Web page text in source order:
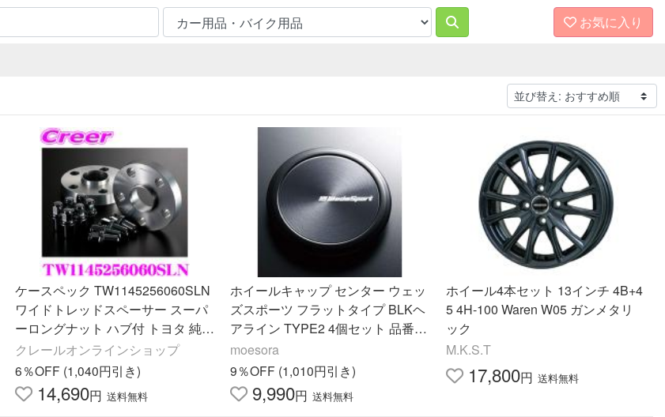
お気に入り
ケースペック TW1145256060SLN
ワイドトレッドスペーサー スーパ
ーロングナット ハブ付 トヨタ 純正
アルミホイール専用 25mm 汎用
クレールオンラインショップ
6％OFF (1,040円引き)
14,690円 送料無料
ホイールキャップ センター ウェッ
ズスポーツ フラットタイプ BLKヘ
アライン TYPE2 4個セット 品番 5
2491
moesora
9％OFF (1,010円引き)
9,990円 送料無料
ホイール4本セット 13インチ 4B+4
5 4H-100 Waren W05 ガンメタリ
ック
M.K.S.T
17,800円 送料無料